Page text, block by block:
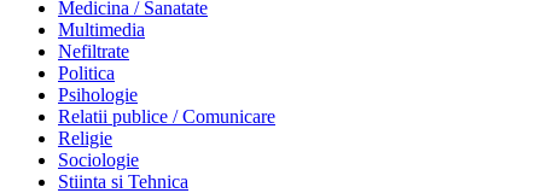
Medicina / Sanatate
Multimedia
Nefiltrate
Politica
Psihologie
Relatii publice / Comunicare
Religie
Sociologie
Stiinta si Tehnica